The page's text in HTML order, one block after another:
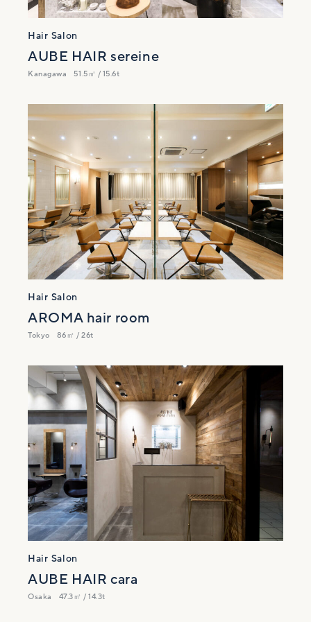
Hair Salon
AUBE HAIR sereine
Kanagawa 51.5㎡ / 15.6t
Hair Salon
AROMA hair room
Tokyo 86㎡ / 26t
Hair Salon
AUBE HAIR cara
Osaka 47.3㎡ / 14.3t